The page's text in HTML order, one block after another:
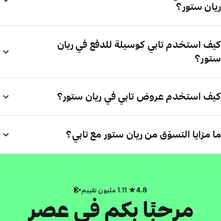
ريان ستور؟
كيف استخدم تابي كوسيلة للدفع في ريان
ستور؟
كيف استخدم عروض تابي في ريان ستور؟
ما مزايا التسوّق من ريان ستور مع تابي؟
4.8
مرحبًا بكم في عصر